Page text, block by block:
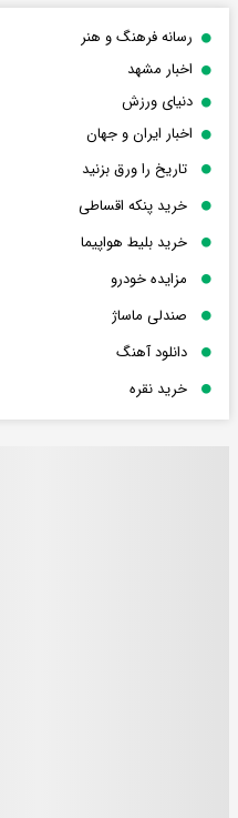
رسانه فرهنگ و هنر
اخبار مشهد
دنیای ورزش
اخبار ایران و جهان
تاریخ را ورق بزنید
خرید پنکه اقساطی
خرید بلیط هواپیما
مزایده خودرو
صندلی ماساژ
دانلود آهنگ
خرید نقره